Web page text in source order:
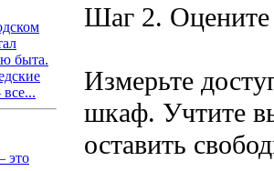
быта.
это
Шаг 2. Оцените
Измерьте
шкаф. Учтите
оставить